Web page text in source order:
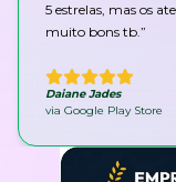
5 estrelas, mas os
muito bons tb.”
Daiane Jades
via Google Play Store